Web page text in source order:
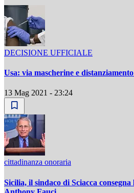
DECISIONE UFFICIALE
Usa: via mascherine e
13 Mag 2021 - 23:24
cittadinanza onoraria
Sicilia, il sindaco di Sciacca